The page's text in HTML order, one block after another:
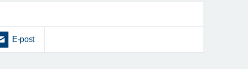
E-post